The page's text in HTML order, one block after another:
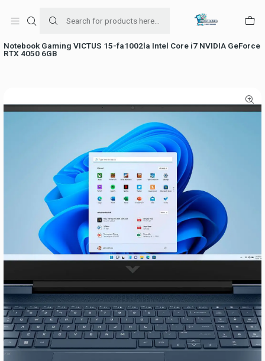
+56954787534
Notebook Gaming VICTUS 15-fa1002la Intel Core i7 NVIDIA GeForce
RTX 4050 6GB